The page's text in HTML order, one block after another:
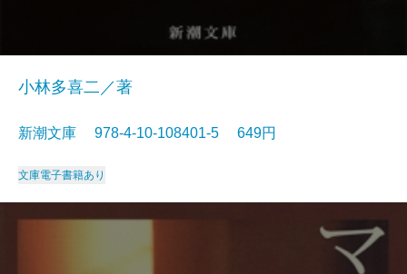
小林多喜二／著
新潮文庫 978-4-10-108401-5 649円
文庫電子書籍あり